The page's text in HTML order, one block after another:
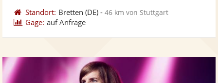
Standort: Bretten (DE) -46 km von Stuttgart
Gage: auf Anfrage